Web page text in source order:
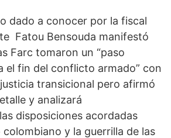
dado a conocer por la fiscal
Fatou Bensouda manifestó
Farc tomaron un “paso
el fin del conflicto armado” con
transicional pero afirmó
y analizará
disposiciones acordadas
y la guerrilla de las